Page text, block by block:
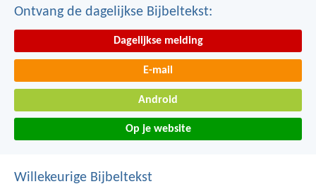
Ontvang de dagelijkse Bijbeltekst:
Dagelijkse melding
E-mail
Android
Op je website
Willekeurige Bijbeltekst